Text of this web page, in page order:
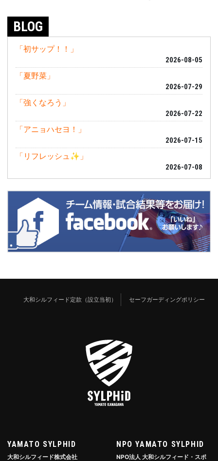
BLOG
「初サップ！！」
2026-08-05
「夏野菜」
2026-07-29
「強くなろう」
2026-07-22
「アニョハセヨ！」
2026-07-15
「リフレッシュ✨」
2026-07-08
大和シルフィード定款（設立当初） セーフガーディングポリシー
YAMATO SYLPHID
大和シルフィード株式会社
NPO YAMATO SYLPHID
NPO法人 大和シルフィード・スポ